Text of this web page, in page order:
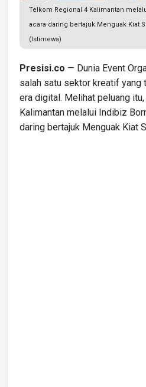
Telkom Regional 4 Kalimantan
acara daring bertajuk Menguak Kiat
(Istimewa)
Presisi.co — Dunia Event
salah satu sektor kreatif yang
era digital. Melihat peluang
Kalimantan melalui Indibiz
daring bertajuk Menguak Kiat